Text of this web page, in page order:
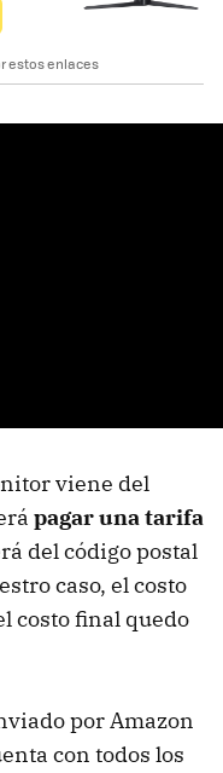
estos enlaces
viene del
pagar una tarifa
del código postal
caso, el costo
costo final quedo
por Amazon
con todos los